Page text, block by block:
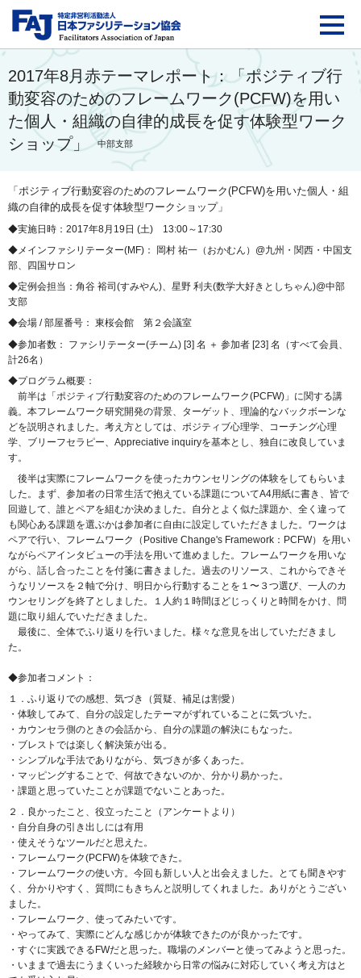
FAJ：特定非営利活動
2017年8月赤テーマレポート：「ポジティブ行
動変容のためのフレームワーク(PCFW)を用い
た個人・組織の自律的成長を促す体験型ワーク
ショップ」
中部支部
「ポジティブ行動変容のためのフレームワーク(PCFW)を用いた個人・組
織の自律的成長を促す体験型ワークショップ」
◆実施日時：2017年8月19日 (土) 13:00～17:30
◆メインファシリテーター(MF)： 岡村 祐一（おかむん）@九州・関西・中国支
部、四国サロン
◆定例会担当： 角谷 裕司 (すみやん)、 星野 利夫(数学大好きとしちゃん)@中部
支部
◆会場 / 部屋番号： 東桜会館 第２会議室
◆参加者数： ファシリテーター(チーム) [3] 名 ＋ 参加者 [23] 名（すべて会員、
計26名）
◆プログラム概要：
前半は「ポジティブ行動変容のためのフレームワーク(PCFW)」に関する講
義。本フレームワーク研究開発の背景、ターゲット、理論的なバックボーンな
どを説明されました。考え方としては、ポジティブ心理学、コーチング心理
学、ブリーフセラピー、Appreciative inquiryを基本とし、独自に改良していま
す。
後半は実際にフレームワークを使ったカウンセリングの体験をしてもらいま
した。まず、参加者の日常生活で抱えている課題についてA4用紙に書き、皆で
回遊して、誰とペアを組むか決めました。自分とよく似た課題か、全く違って
も関心ある課題を選ぶかは参加者に自由に設定していただきました。ワークは
ペアで行い、フレームワーク（Positive Change's Framework：PCFW）を用い
ながらペアインタビューの手法を用いて進めました。フレームワークを用いな
がら、話し合ったことを付箋に書きました。過去のリソース、これからできそ
うなリソースを２軸で分け、明日から行動することを１〜３つ選び、一人のカ
ウンセリングを終了としました。１人約１時間ほどじっくりと時間をかけ、問
題に取り組んでいただきました。
最後に、全体でふり返りを行いました。様々な意見を出していただきまし
た。
◆参加者コメント：
１．ふり返りでの感想、気づき（質疑、補足は割愛）
・体験してみて、自分の設定したテーマがずれていることに気づいた。
・カウンセラ側のときの会話から、自分の課題の解決にもなった。
・ブレストでは楽しく解決策が出る。
・シンプルな手法でありながら、気づきが多くあった。
・マッピングすることで、何故できないのか、分かり易かった。
・課題と思っていたことが課題でないことあった。
２．良かったこと、役立ったこと（アンケートより）
・自分自身の引き出しには有用
・使えそうなツールだと思えた。
・フレームワーク(PCFW)を体験できた。
・フレームワークの使い方。今回も新しい人と出会えました。とても聞きやす
く、分かりやすく、質問にもきちんと説明してくれました。ありがとうござい
ました。
・フレームワーク、使ってみたいです。
・やってみて、実際にどんな感じかが体験できたのが良かったです。
・すぐに実践できるFWだと思った。職場のメンバーと使ってみようと思った。
・いままで過去にうまくいった経験から日常の悩みに対応していく考え方はと